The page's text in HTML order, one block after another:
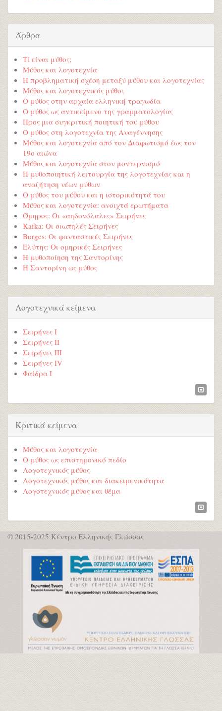
Άρθρα
Τί είναι μύθος;
Μύθος και λογοτεχνία
Η προβληματική σχέση μεταξύ μύθου και λογοτεχνίας
Μύθος και λογοτεχνικός μύθος
Ο μύθος στην αρχαία ελληνική τραγωδία
Ο μύθος ως αντικείμενο της γραμματολογίας
Προς μια συγκριτική ποιητική του μύθου
Ο μύθος στη λογοτεχνία της Αναγέννησης
Μύθος και λογοτεχνία από τον Διαφωτισμό έως τον
19ο αιώνα
Μύθος και λογοτεχνία στον μοντερνισμό
Η μυθοποιητική λειτουργία της λογοτεχνίας και η
αναζήτηση νέων μύθων
Ο μύθος του μύθου και η ιστορικότητά του
Μύθος και λογοτεχνία: ανοιχτά ερωτήματα
Όμηρος: Οι «αηδονόλαλες» Σειρήνες
Kafka: Οι σιωπηλές Σειρήνες
Borges: Οι φανταστικές Σειρήνες
Ελύτης: Οι ομηρικές Σειρήνες
Η μυθοποίηση της Σαντορίνης
Η Σαντορίνη ως μύθος
Λογοτεχνικά κείμενα
Σειρήνες Ι
Σειρήνες ΙΙ
Σειρήνες ΙΙΙ
Σειρήνες ΙV
Φαίδρα Ι
Κριτικά κείμενα
Μύθος και λογοτεχνία
Ο μύθος ως επιστημονικό πεδίο
Λογοτεχνικός μύθος
Λογοτεχνικός μύθος και διακειμενικότητα
Λογοτεχνικός μύθος και θέμα
© 2015-2025 Κέντρο Ελληνικής Γλώσσας